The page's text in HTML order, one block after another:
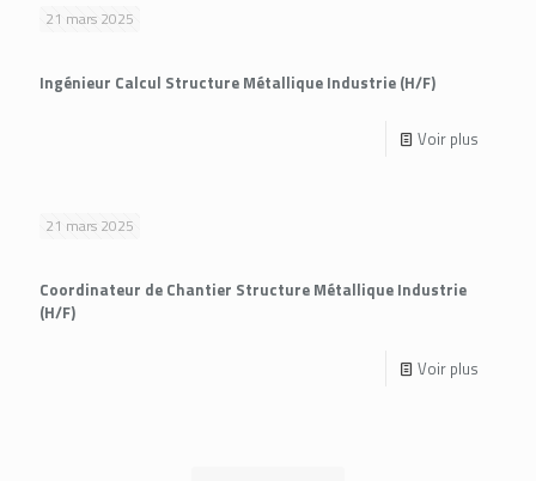
21 mars 2025
Ingénieur Calcul Structure Métallique Industrie (H/F)
Voir plus
21 mars 2025
Coordinateur de Chantier Structure Métallique Industrie
(H/F)
Voir plus